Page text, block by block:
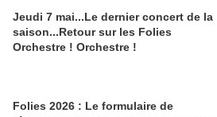
Jeudi 7 mai...Le dernier concert de la
saison...Retour sur les Folies
Orchestre ! Orchestre !
Folies 2026 : Le formulaire de